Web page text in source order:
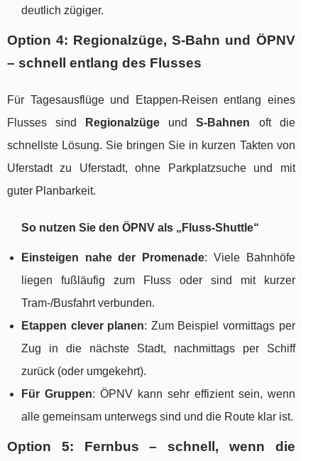
deutlich zügiger.
Option 4: Regionalzüge, S-Bahn und ÖPNV
– schnell entlang des Flusses
Für Tagesausflüge und Etappen-Reisen entlang eines
Flusses sind
Regionalzüge undS-Bahnen oft die
schnellste Lösung. Sie bringen Sie in kurzen Takten von
Uferstadt zu Uferstadt, ohne Parkplatzsuche und mit
guter Planbarkeit.
So nutzen Sie den ÖPNV als „Fluss-Shuttle“
Einsteigen nahe der Promenade: Viele Bahnhöfe
liegen fußläufig zum Fluss oder sind mit kurzer
Tram-/Busfahrt verbunden.
Etappen clever planen: Zum Beispiel vormittags per
Zug in die nächste Stadt, nachmittags per Schiff
zurück (oder umgekehrt).
Für Gruppen: ÖPNV kann sehr effizient sein, wenn
alle gemeinsam unterwegs sind und die Route klar ist.
Option 5: Fernbus – schnell, wenn die